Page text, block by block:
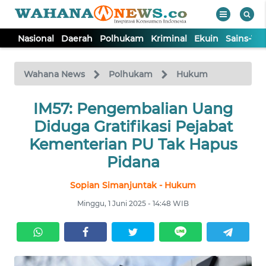
Nasional Daerah Polhukam Kriminal Ekuin Sains-
Wahana News Polhukam Hukum
IM57: Pengembalian Uang
Diduga Gratifikasi Pejabat
Kementerian PU Tak Hapus
Pidana
Sopian Simanjuntak - Hukum
Minggu, 1 Juni 2025 - 14:48 WIB
TV
Tutup
NASIONAL
DAERAH
EKUIN